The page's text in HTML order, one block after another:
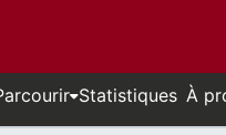
Statistiques À